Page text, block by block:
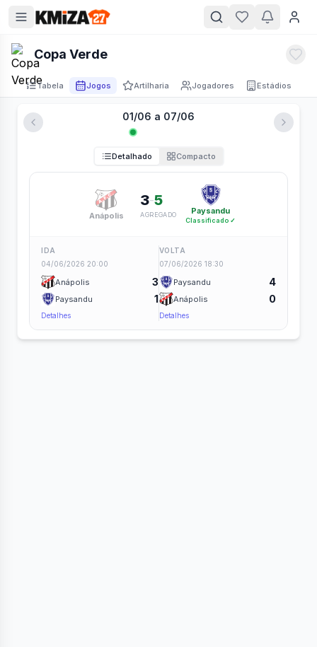
Copa Verde
Tabela Jogos Artilharia Jogadores Estádios
01/06 a 07/06
Detalhado Compacto
Anápolis
3-5
AGREGADO Paysandu
Classificado ✓
IDA
04/06/2026 20:00
Anápolis 3
Paysandu 1
Detalhes
VOLTA
07/06/2026 18:30
Paysandu 4
Anápolis 0
Detalhes